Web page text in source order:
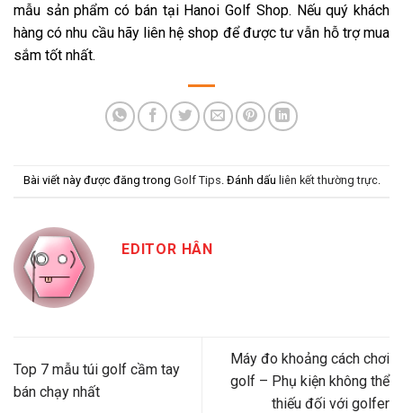
mẫu sản phẩm có bán tại Hanoi Golf Shop. Nếu quý khách
hàng có nhu cầu hãy liên hệ shop để được tư vẫn hỗ trợ mua
sắm tốt nhất.
Bài viết này được đăng trong Golf Tips . Đánh dấu liên kết thường trực.
EDITOR HÂN
Top 7 mẫu túi golf cầm tay
bán chạy nhất
Máy đo khoảng cách chơi
golf – Phụ kiện không thể
thiếu đối với golfer